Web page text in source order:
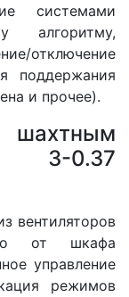
системами
алгоритму,
поддержания
и прочее).
3-0.37
вентиляторов
от шкафа
управление
режимов